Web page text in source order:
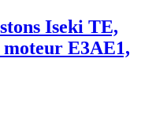
Iseki TE,
E3AE1,